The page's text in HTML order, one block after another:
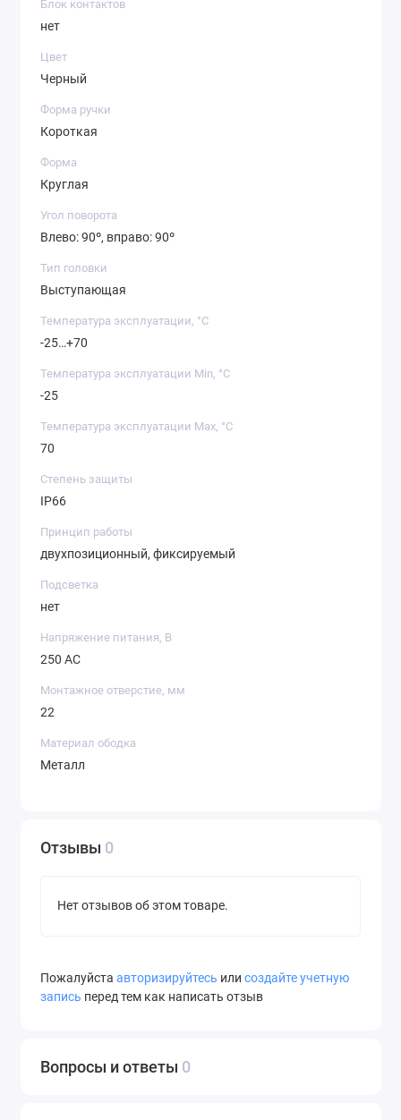
Блок контактов
нет
Цвет
Черный
Форма ручки
Короткая
Форма
Круглая
Угол поворота
Влево: 90º, вправо: 90º
Тип головки
Выступающая
Температура эксплуатации, °C
-25…+70
Температура эксплуатации Min, °C
-25
Температура эксплуатации Max, °C
70
Степень защиты
IP66
Принцип работы
двухпозиционный, фиксируемый
Подсветка
нет
Напряжение питания, В
250 AC
Монтажное отверстие, мм
22
Материал ободка
Металл
Отзывы 0
Нет отзывов об этом товаре.
Пожалуйста авторизируйтесь или создайте учетную
запись перед тем как написать отзыв
Вопросы и ответы 0